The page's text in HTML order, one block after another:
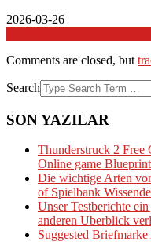
2026-03-26
Comments are closed, but
Search
SON YAZILAR
Thunderstruck 2 Free
Online game
Die wichtige Arten
of Spielbank
Unser Testberichte
anderen Uberblick
Suggested